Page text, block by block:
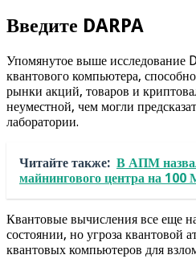
Введите DARPA
Упомянутое выше исследование
квантового компьютера,
рынки акций, товаров и
неуместной, чем могли
лаборатории.
Читайте также: В АПМ
майнингового центра на
Квантовые вычисления все еще
состоянии, но угроза квантовой
квантовых компьютеров для